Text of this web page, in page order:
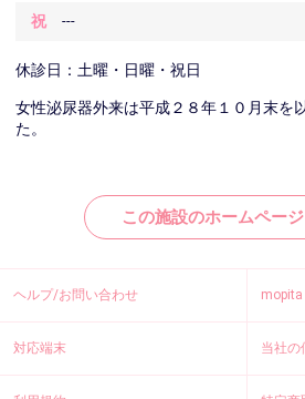
祝 ---
休診日：土曜・日曜・祝日
女性泌尿器外来は平成２８年１０月末を
た。
この施設のホームペー
ヘルプ/お問い合わせ mopita
対応端末 当社の